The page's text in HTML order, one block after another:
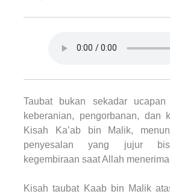
Taubat bukan sekadar
keberanian, pengorbanan, dan
Kisah Ka’ab bin Malik,
penyesalan yang jujur
kegembiraan saat Allah
Kisah taubat Kaab bin Malik